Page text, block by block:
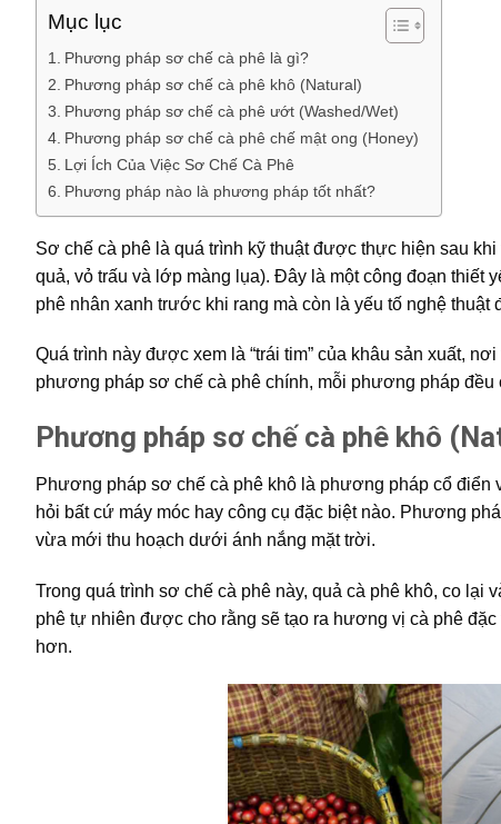
Mục lục
Phương pháp sơ chế cà phê là gì?
Phương pháp sơ chế cà phê khô (Natural)
Phương pháp sơ chế cà phê ướt (Washed/Wet)
Phương pháp sơ chế cà phê chế mật ong (Honey)
Lợi Ích Của Việc Sơ Chế Cà Phê
Phương pháp nào là phương pháp tốt nhất?
Sơ chế cà phê là quá trình kỹ thuật được thực hiện sau
quả, vỏ trấu và lớp màng lụa). Đây là một công đoạn thiết
phê nhân xanh trước khi rang mà còn là yếu tố nghệ
Quá trình này được xem là “trái tim” của khâu sản xuất,
phương pháp sơ chế cà phê chính, mỗi phương pháp
Phương pháp sơ chế cà phê khô
Phương pháp sơ chế cà phê khô là phương pháp cổ
hỏi bất cứ máy móc hay công cụ đặc biệt nào. Phương
vừa mới thu hoạch dưới ánh nắng mặt trời.
Trong quá trình sơ chế cà phê này, quả cà phê khô, co lại
phê tự nhiên được cho rằng sẽ tạo ra hương vị cà phê
hơn.